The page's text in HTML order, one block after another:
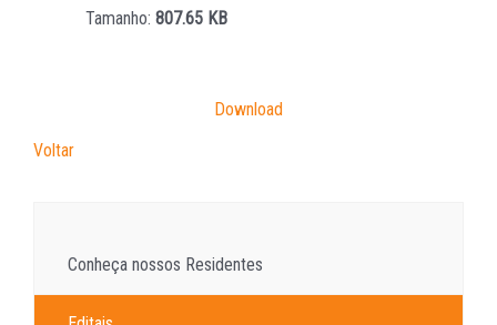
Tamanho: 807.65 KB
Download
Voltar
Conheça nossos Residentes